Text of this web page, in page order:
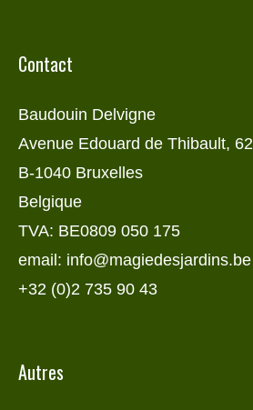
Contact
Baudouin Delvigne
Avenue Edouard de Thibault, 62
B-1040 Bruxelles
Belgique
TVA: BE0809 050 175
email: info@magiedesjardins.be
+32 (0)2 735 90 43
Autres